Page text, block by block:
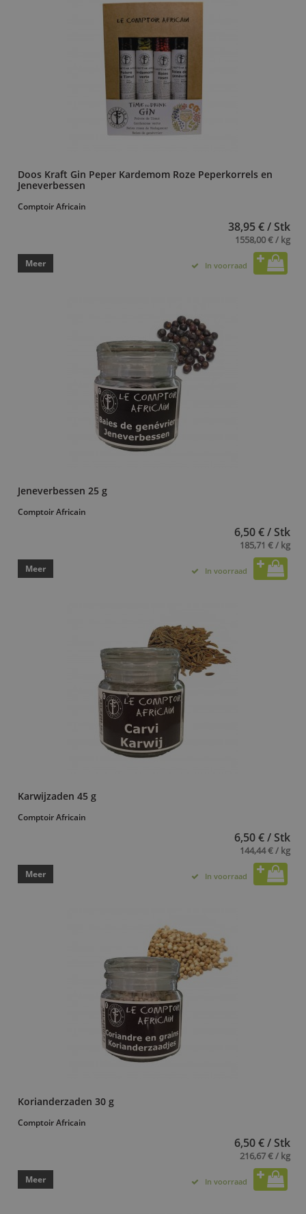
Doos Kraft Gin Peper Kardemom Roze Peperkorrels en
Jeneverbessen
Comptoir Africain
38,95 € / Stk
1558,00 € / kg
Meer In voorraad
Jeneverbessen 25 g
Comptoir Africain
6,50 € / Stk
185,71 € / kg
Meer In voorraad
Karwijzaden 45 g
Comptoir Africain
6,50 € / Stk
144,44 € / kg
Meer In voorraad
Korianderzaden 30 g
Comptoir Africain
6,50 € / Stk
216,67 € / kg
Meer In voorraad